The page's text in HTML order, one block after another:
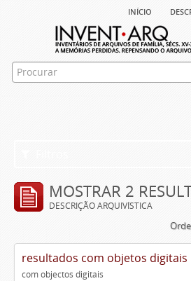
início
MOSTRAR 2
DESCRIÇÃO ARQUIVÍSTICA
resultados com objetos digitais
com objectos digitais